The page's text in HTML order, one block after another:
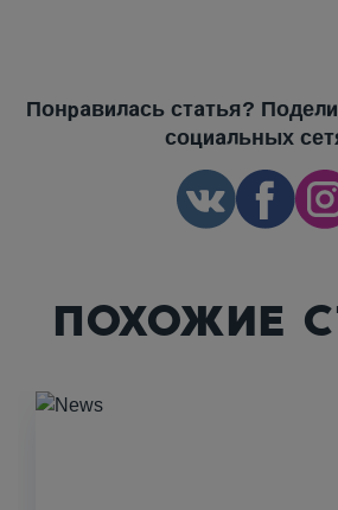
Понравилась статья?
социальных
ПОХОЖИЕ